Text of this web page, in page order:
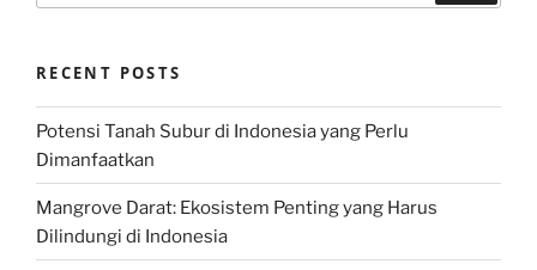
RECENT POSTS
Potensi Tanah Subur di Indonesia yang Perlu
Dimanfaatkan
Mangrove Darat: Ekosistem Penting yang Harus
Dilindungi di Indonesia